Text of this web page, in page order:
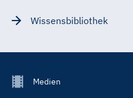
Wissensbibliothek
FooterMedien